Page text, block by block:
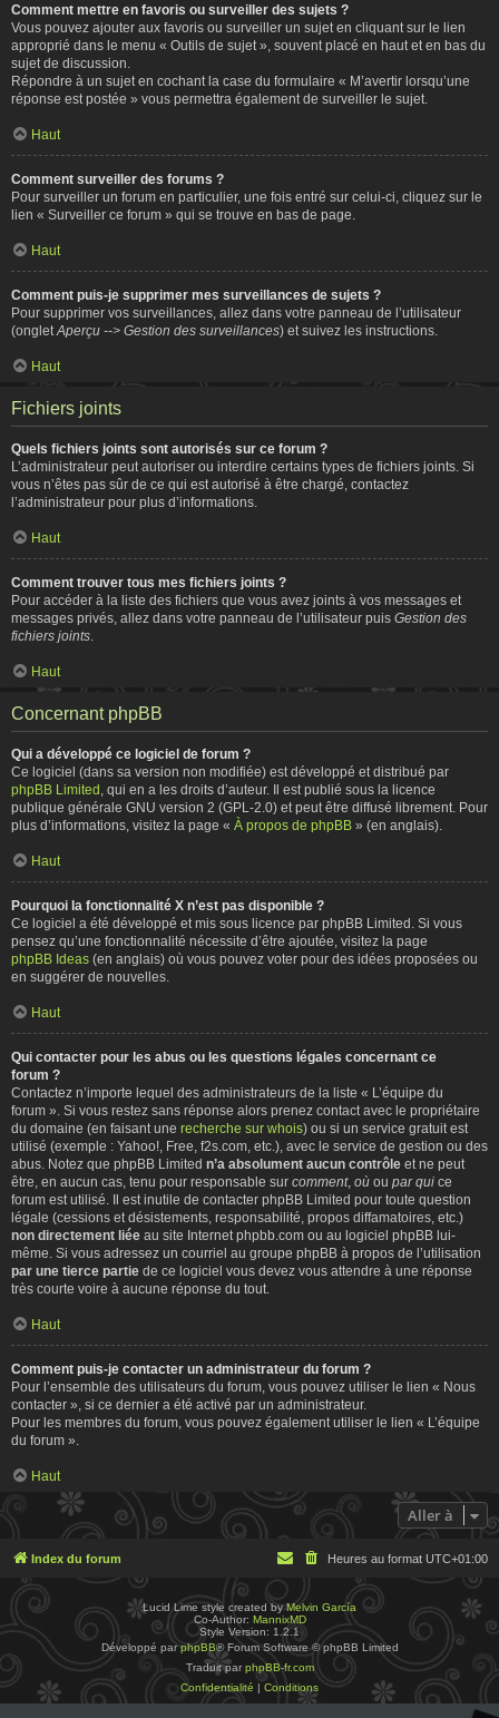
Comment mettre en favoris ou surveiller des sujets ?
Vous pouvez ajouter aux favoris ou surveiller un sujet en cliquant sur le lien
approprié dans le menu « Outils de sujet », souvent placé en haut et en bas du
sujet de discussion.
Répondre à un sujet en cochant la case du formulaire « M’avertir lorsqu’une
réponse est postée » vous permettra également de surveiller le sujet.
Haut
Comment surveiller des forums ?
Pour surveiller un forum en particulier, une fois entré sur celui-ci, cliquez sur le
lien « Surveiller ce forum » qui se trouve en bas de page.
Haut
Comment puis-je supprimer mes surveillances de sujets ?
Pour supprimer vos surveillances, allez dans votre panneau de l’utilisateur
(onglet Aperçu --> Gestion des surveillances) et suivez les instructions.
Haut
Fichiers joints
Quels fichiers joints sont autorisés sur ce forum ?
L’administrateur peut autoriser ou interdire certains types de fichiers joints. Si
vous n’êtes pas sûr de ce qui est autorisé à être chargé, contactez
l’administrateur pour plus d’informations.
Haut
Comment trouver tous mes fichiers joints ?
Pour accéder à la liste des fichiers que vous avez joints à vos messages et
messages privés, allez dans votre panneau de l’utilisateur puis Gestion des
fichiers joints
Haut
Concernant phpBB
Qui a développé ce logiciel de forum ?
Ce logiciel (dans sa version non modifiée) est développé et distribué par
phpBB Limited , qui en a les droits d’auteur. Il est publié sous la licence
publique générale GNU version 2 (GPL-2.0) et peut être diffusé librement. Pour
plus d’informations, visitez la page « À propos de phpBB » (en anglais).
Haut
Pourquoi la fonctionnalité X n’est pas disponible ?
Ce logiciel a été développé et mis sous licence par phpBB Limited. Si vous
pensez qu’une fonctionnalité nécessite d’être ajoutée, visitez la page
phpBB Ideas (en anglais) où vous pouvez voter pour des idées proposées ou
en suggérer de nouvelles.
Haut
Qui contacter pour les abus ou les questions légales concernant ce
forum ?
Contactez n’importe lequel des administrateurs de la liste « L’équipe du
forum ». Si vous restez sans réponse alors prenez contact avec le propriétaire
du domaine (en faisant une recherche sur whois) ou si un service gratuit est
utilisé (exemple : Yahoo!, Free, f2s.com, etc.), avec le service de gestion ou des
abus. Notez que phpBB Limited n’a absolument aucun contrôle et ne peut
être, en aucun cas, tenu pour responsable sur comment, où ou par qui ce
forum est utilisé. Il est inutile de contacter phpBB Limited pour toute question
légale (cessions et désistements, responsabilité, propos diffamatoires, etc.)
non directement liée au site Internet phpbb.com ou au logiciel phpBB lui-
même. Si vous adressez un courriel au groupe phpBB à propos de l’utilisation
par une tierce partie de ce logiciel vous devez vous attendre à une réponse
très courte voire à aucune réponse du tout.
Haut
Comment puis-je contacter un administrateur du forum ?
Pour l’ensemble des utilisateurs du forum, vous pouvez utiliser le lien « Nous
contacter », si ce dernier a été activé par un administrateur.
Pour les membres du forum, vous pouvez également utiliser le lien « L’équipe
du forum ».
Haut
Aller à
Index du forum Heures au format UTC+01:00
Lucid Lime style created byMelvin García
Co-Author: MannixMD
Style Version: 1.2.1
Développé parphpBB® Forum Software © phpBB Limited
Traduit par phpBB-fr.com
Confidentialité | Conditions